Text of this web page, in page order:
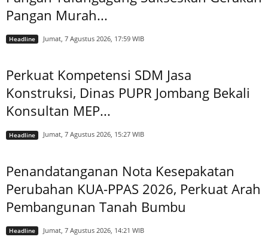
Pangan Murah...
Headline Jumat, 7 Agustus 2026, 17:59 WIB
Perkuat Kompetensi SDM Jasa
Konstruksi, Dinas PUPR Jombang Bekali
Konsultan MEP...
Headline Jumat, 7 Agustus 2026, 15:27 WIB
Penandatanganan Nota Kesepakatan
Perubahan KUA-PPAS 2026, Perkuat Arah
Pembangunan Tanah Bumbu
Headline Jumat, 7 Agustus 2026, 14:21 WIB